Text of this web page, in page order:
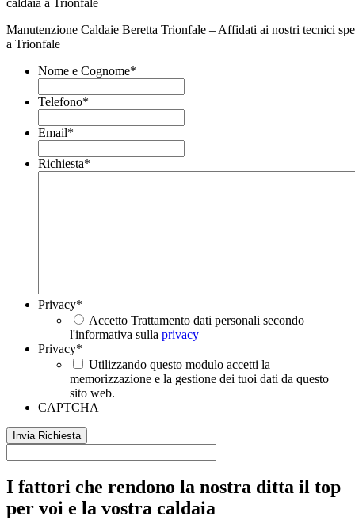
Manutenzione Caldaie Beretta Trionfale – Affidati ai nostri tecnici
a Trionfale
Nome e Cognome*
Telefono*
Email*
Richiesta*
Privacy*
Accetto Trattamento dati personali secondo
l'informativa sulla privacy
Privacy*
Utilizzando questo modulo accetti la
memorizzazione e la gestione dei tuoi dati da questo
sito web.
CAPTCHA
I fattori che rendono la nostra ditta il top
per voi e la vostra caldaia